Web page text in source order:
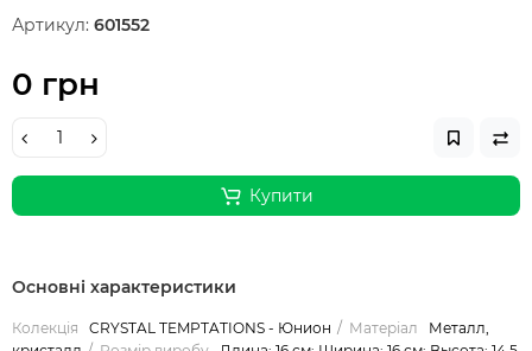
Артикул: 601552
0 грн
Купити
Основні характеристики
Колекція CRYSTAL TEMPTATIONS - Юнион Матеріал
Металл,